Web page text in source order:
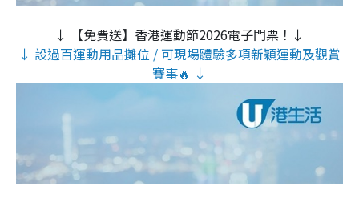
↓ 【免費送】香港運動節2026電子門票！↓
↓ 設過百運動用品攤位 / 可現場體驗多項新穎運動及觀賞
賽事🔥 ↓